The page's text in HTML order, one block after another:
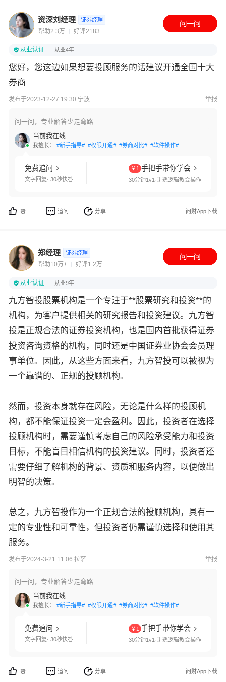
资深刘经理 证券经理
帮助2.3万 好评2183
从业认证 从业4年
您好，您这边如果想要投顾服务的话建议开通全国十大
券商
发布于2023-12-27 19:30 宁波 举报
问一问，专业解答少走弯路
当前我在线
我擅长： #新手指导# #权限开通# #券商对比# #软件操作#
免费追问
文字回复· 30秒快答
￥1 手把手带你学会
30分钟1v1·讲透逻辑教会操作
赞 追问 分享 问财App下载
郑经理 证券经理
帮助10万+ 好评1.2万
从业认证 从业9年
九方智投股票机构是一个专注于**股票研究和投资**的
机构，为客户提供相关的研究报告和投资建议。九方智
投是正规合法的证券投资机构，也是国内首批获得证券
投资咨询资格的机构，同时还是中国证券业协会会员理
事单位。因此，从这些方面来看，九方智投可以被视为
一个靠谱的、正规的投顾机构。
然而，投资本身就存在风险，无论是什么样的投顾机
构，都不能保证投资一定会盈利。因此，投资者在选择
投顾机构时，需要谨慎考虑自己的风险承受能力和投资
目标，不能盲目相信机构的投资建议。同时，投资者还
需要仔细了解机构的背景、资质和服务内容，以便做出
明智的决策。
总之，九方智投作为一个正规合法的投顾机构，具有一
定的专业性和可靠性，但投资者仍需谨慎选择和使用其
服务。
发布于2024-3-21 11:06 拉萨 举报
问一问，专业解答少走弯路
当前我在线
我擅长： #新手指导# #权限开通# #券商对比# #软件操作#
免费追问
文字回复· 30秒快答
￥1 手把手带你学会
30分钟1v1·讲透逻辑教会操作
赞 追问 分享 问财App下载